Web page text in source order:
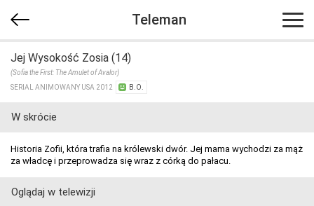
Teleman
Jej Wysokość Zosia (14)
(Sofia the First: The Amulet of Avalor)
SERIAL ANIMOWANY USA 2012
B.O.
W skrócie
Historia Zofii, która trafia na królewski dwór. Jej mama wychodzi za mąż
za władcę i przeprowadza się wraz z córką do pałacu.
Oglądaj w telewizji